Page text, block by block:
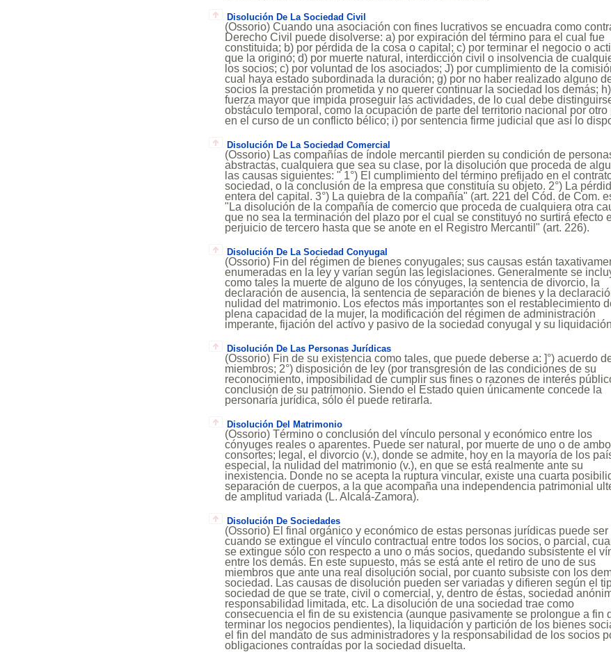
Disolución De La Sociedad Civil
(Ossorio) Cuando una asociación con fines lucrativos se encuadra como
Derecho Civil puede disolverse: a) por expiración del término para el cual fue
constituida; b) por pérdida de la cosa o capital; c) por terminar el negocio o
que la originó; d) por muerte natural, interdicción civil o insolvencia de
los socios; c) por voluntad de los asociados; J) por cumplimiento de la
cual haya estado subordinada la duración; g) por no haber realizado alguno
socios la prestación prometida y no querer continuar la sociedad los demás;
fuerza mayor que impida proseguir las actividades, de lo cual debe
obstáculo temporal, como la ocupación de parte del territorio nacional por otro
en el curso de un conflicto bélico; i) por sentencia firme judicial que así lo
Disolución De La Sociedad Comercial
(Ossorio) Las compañías de índole mercantil pierden su condición de
abstractas, cualquiera que sea su clase, por la disolución que proceda de
las causas siguientes: " 1°) El cumplimiento del término prefijado en el
sociedad, o la conclusión de la empresa que constituía su objeto. 2°) La
entera del capital. 3°) La quiebra de la compañía" (art. 221 del Cód. de Com.
"La disolución de la compañía de comercio que proceda de cualquiera otra
que no sea la terminación del plazo por el cual se constituyó no surtirá efecto
perjuicio de tercero hasta que se anote en el Registro Mercantil" (art. 226).
Disolución De La Sociedad Conyugal
(Ossorio) Fin del régimen de bienes conyugales; sus causas están
enumeradas en la ley y varían según las legislaciones. Generalmente se
como tales la muerte de alguno de los cónyuges, la sentencia de divorcio, la
declaración de ausencia, la sentencia de separación de bienes y la
nulidad del matrimonio. Los efectos más importantes son el restablecimiento
plena capacidad de la mujer, la modificación del régimen de administración
imperante, fijación del activo y pasivo de la sociedad conyugal y su
Disolución De Las Personas Jurídicas
(Ossorio) Fin de su existencia como tales, que puede deberse a: ]°) acuerdo
miembros; 2°) disposición de ley (por transgresión de las condiciones de su
reconocimiento, imposibilidad de cumplir sus fines o razones de interés
conclusión de su patrimonio. Siendo el Estado quien únicamente concede la
personaría jurídica, sólo él puede retirarla.
Disolución Del Matrimonio
(Ossorio) Término o conclusión del vínculo personal y económico entre los
cónyuges reales o aparentes. Puede ser natural, por muerte de uno o de
consortes; legal, el divorcio (v.), donde se admite, hoy en la mayoría de los
especial, la nulidad del matrimonio (v.), en que se está realmente ante su
inexistencia. Donde no se acepta la ruptura vincular, existe una cuarta
separación de cuerpos, a la que acompaña una independencia patrimonial
de amplitud variada (L. Alcalá-Zamora).
Disolución De Sociedades
(Ossorio) El final orgánico y económico de estas personas jurídicas puede ser
cuando se extingue el vínculo contractual entre todos los socios, o parcial,
se extingue sólo con respecto a uno o más socios, quedando subsistente el
entre los demás. En este supuesto, más se está ante el retiro de uno de sus
miembros que ante una real disolución social, por cuanto subsiste con los
sociedad. Las causas de disolución pueden ser variadas y difieren según el
sociedad de que se trate, civil o comercial, y, dentro de éstas, sociedad
responsabilidad limitada, etc. La disolución de una sociedad trae como
consecuencia el fin de su existencia (aunque pasivamente se prolongue a fin
terminar los negocios pendientes), la liquidación y partición de los bienes
el fin del mandato de sus administradores y la responsabilidad de los socios
obligaciones contraídas por la sociedad disuelta.